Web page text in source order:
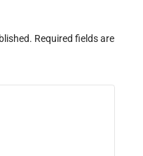
Required fields are